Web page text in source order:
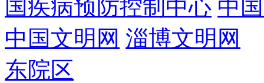
国疾病预防控制中心 中
中国文明网 淄博文明网
东院区